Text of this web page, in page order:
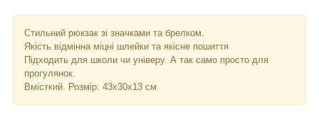
Стильний рюкзак зі значками та брелком.
Якість відмінна міцні шлейки та якісне пошиття
Підходить для школи чи універу. А так само просто для
прогулянок.
Вмісткий. Розмір: 43х30х13 см